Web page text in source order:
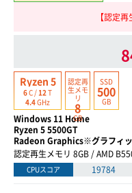
【認定
Ryzen 5
6C / 12 T
4.4GHz
認定再
生メモ
リ
8
GB
SSD
500
GB
Windows 11 Home
Ryzen 5 5500GT
Radeon Graphics※グラフィ
認定再生メモリ 8GB / AMD
CPUスコア 19784